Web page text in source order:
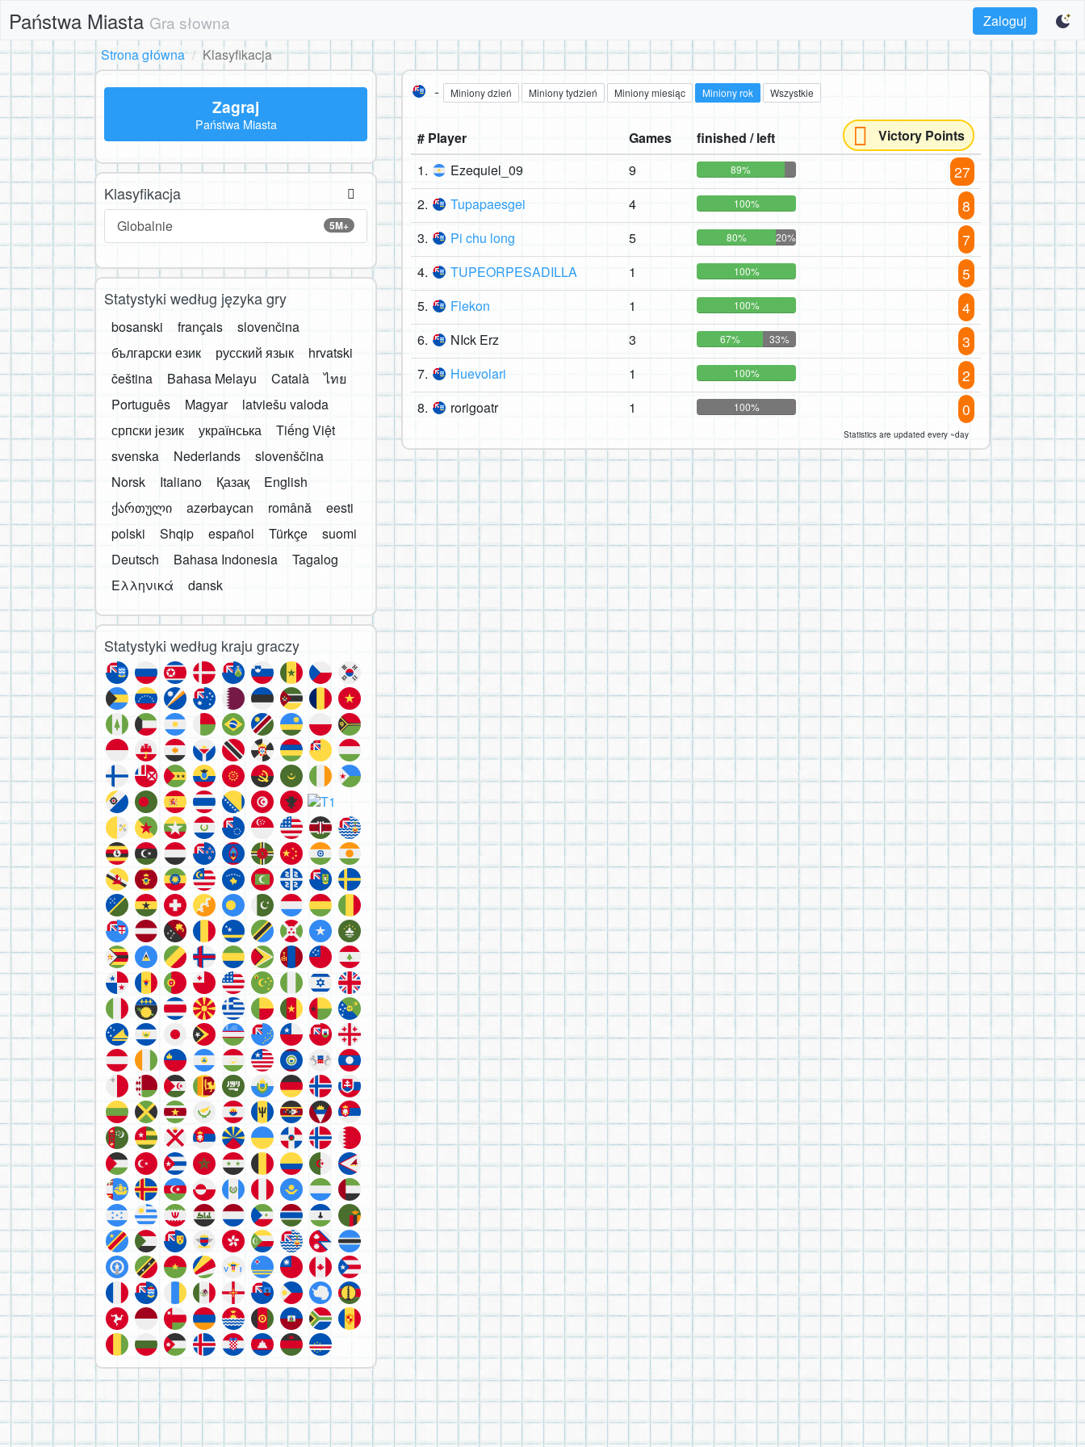
Państwa Miasta Gra słowna
Zaloguj
Strona główna
Klasyfikacja
- Miniony dzień Miniony tydzień Miniony miesiąc Miniony rok Wszystkie
# Player Games finished / left
Victory Points
1.
Ezequiel_09 9 89% 27
2. Tupapaesgei 4 100% 8
3. Pi chu long 5 80% 20% 7
4. TUPEORPESADILLA 1 100% 5
5. Flekon 1 100% 4
6. NIck Erz 3 67% 33% 3
7. Huevolari 1 100% 2
8. rorigoatr 1 100% 0
Statistics are updated every ~day
Zagraj
Państwa Miasta
Klasyfikacja
5M+
Globalnie
Statystyki według języka gry
bosanski français
slovenčina
български език
русский язык
hrvatski
čeština
Bahasa Melayu Català
ไทย
Português
Magyar
latviešu valoda
српски језик
українська
Tiếng Việt
svenska
Nederlands
slovenščina
Norsk
Italiano Қазақ
English
ქართული
azərbaycan română
eesti
polski
Shqip español Türkçe
suomi
Deutsch
Bahasa Indonesia
Tagalog
Ελληνικά
dansk
Statystyki według kraju graczy